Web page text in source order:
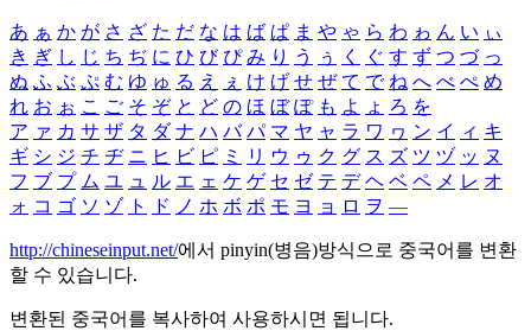
あ ぁ か が さ ざ た だ な は ば ぱ ま や ゃ ら わ ゎ ん い ぃ
き ぎ し じ ち ぢ に ひ び ぴ み り う ぅ く ぐ す ず つ づ っ
ぬ ふ ぶ ぷ む ゆ ゅ る え ぇ け げ せ ぜ て で ね へ べ ぺ め
れ お ぉ こ ご そ ぞ と ど の ほ ぼ ぽ も よ ょ ろ を
ア ァ カ サ ザ タ ダ ナ ハ バ パ マ ヤ ャ ラ ワ ヮ ン イ ィ キ
ギ シ ジ チ ヂ ニ ヒ ビ ピ ミ リ ウ ゥ ク グ ス ズ ツ ヅ ッ ヌ
フ ブ プ ム ユ ュ ル エ ェ ケ ゲ セ ゼ テ デ ヘ ベ ペ メ レ オ
ォ コ ゴ ソ ゾ ト ド ノ ホ ボ ポ モ ヨ ョ ロ ヲ ―
http://chineseinput.net/에서 pinyin(병음)방식으로 중국어를 변환
할 수 있습니다.
변환된 중국어를 복사하여 사용하시면 됩니다.